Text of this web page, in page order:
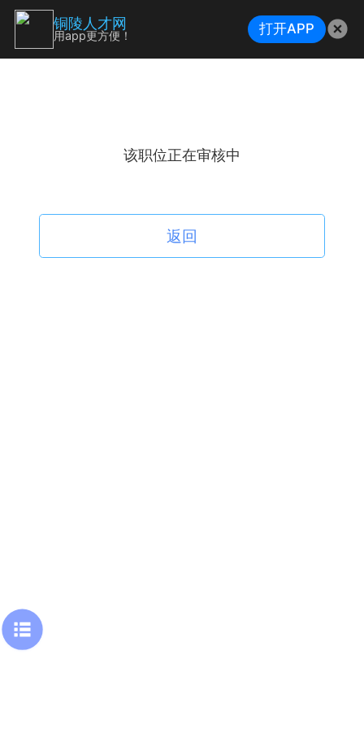
该职位正在审核中
返回
铜陵人才网
用app更方便！ 打开APP